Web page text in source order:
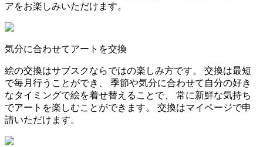
アをお楽しみいただけます。
気分に合わせてアートを交換
絵の交換はサブスクならではの楽しみ方です。 交換は最短
で毎月行うことができ、 季節や気分に合わせて自分の好き
なタイミングで絵を着せ替えることで、 常に新鮮な気持ち
でアートを楽しむことができます。 交換はマイページで申
請いただけます。